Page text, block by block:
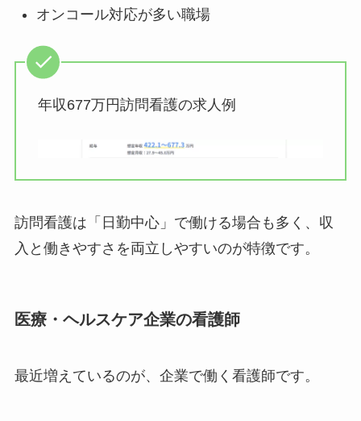
オンコール対応が多い職場
年収677万円訪問看護の求人例
訪問看護は「日勤中心」で働ける場合も多く、収
入と働きやすさを両立しやすいのが特徴です。
医療・ヘルスケア企業の看護師
最近増えているのが、企業で働く看護師です。